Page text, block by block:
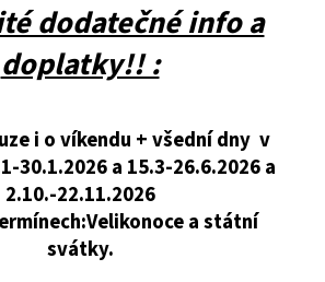
dodatečné info a
doplatky!! :
i o víkendu + všední dny v
30.1.2026 a 15.3-26.6.2026 a
2.10.-22.11.2026
a státní
svátky.